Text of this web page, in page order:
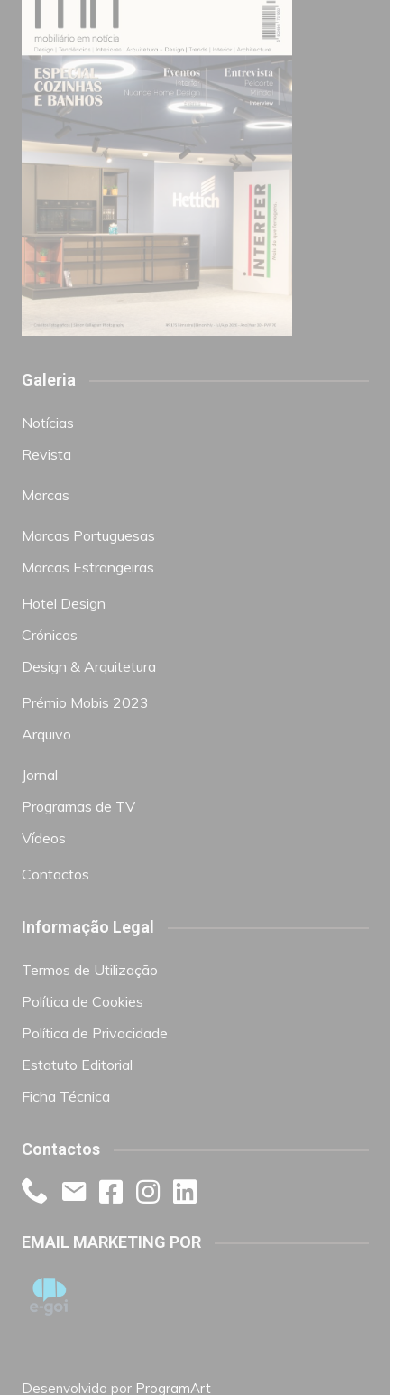
Galeria
Notícias
Revista
Marcas
Marcas Portuguesas
Marcas Estrangeiras
Hotel Design
Crónicas
Design & Arquitetura
Prémio Mobis 2023
Arquivo
Jornal
Programas de TV
Vídeos
Contactos
Informação Legal
Termos de Utilização
Política de Cookies
Política de Privacidade
Estatuto Editorial
Ficha Técnica
Contactos
EMAIL MARKETING POR
Desenvolvido por ProgramArt